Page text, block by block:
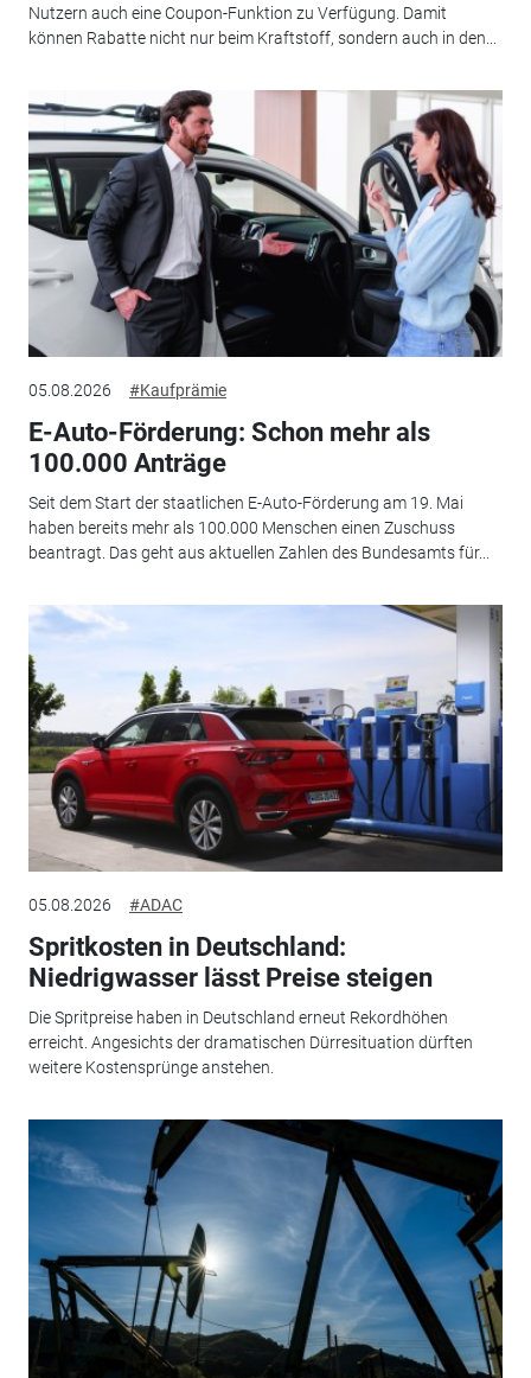
Nutzern auch eine Coupon-Funktion zu Verfügung. Damit
können Rabatte nicht nur beim Kraftstoff, sondern auch in den...
05.08.2026 #Kaufprämie
E-Auto-Förderung: Schon mehr als
100.000 Anträge
Seit dem Start der staatlichen E-Auto-Förderung am 19. Mai
haben bereits mehr als 100.000 Menschen einen Zuschuss
beantragt. Das geht aus aktuellen Zahlen des Bundesamts für...
05.08.2026 #ADAC
Spritkosten in Deutschland:
Niedrigwasser lässt Preise steigen
Die Spritpreise haben in Deutschland erneut Rekordhöhen
erreicht. Angesichts der dramatischen Dürresituation dürften
weitere Kostensprünge anstehen.